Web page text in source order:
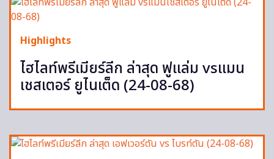
Highlights
ไฮไลท์พรีเมียร์ลีก ล่าสุด ฟูแล่ม vsแมน
เชสเตอร์ ยูไนเต็ด (24-08-68)